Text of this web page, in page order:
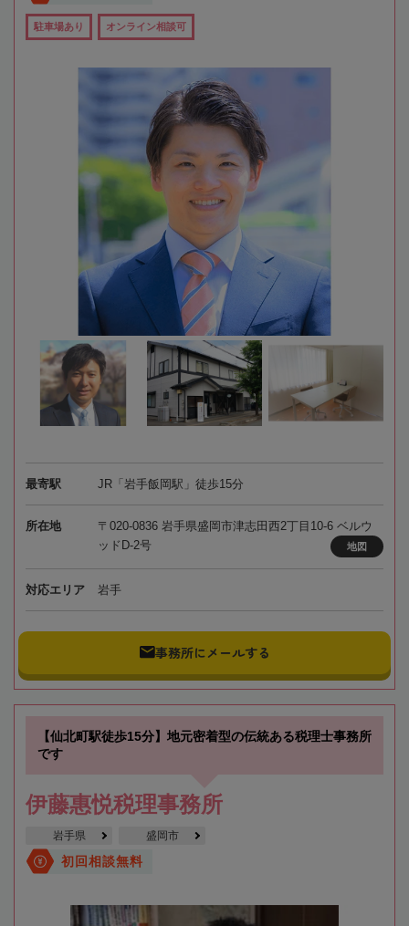
駐車場あり オンライン相談可
最寄駅 JR「岩手飯岡駅」徒歩15分
所在地
〒020-0836 岩手県盛岡市津志田西2丁目10-6 ベルウ
ッドD‐2号
地図
対応エリア 岩手
事務所にメールする
【仙北町駅徒歩15分】地元密着型の伝統ある税理士事務所
です
伊藤惠悦税理事務所
岩手県 盛岡市
初回相談無料